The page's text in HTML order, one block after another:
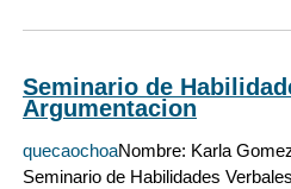
Seminario de
Argumentacion
quecaochoaNombre: Karla
Seminario de Habilidades